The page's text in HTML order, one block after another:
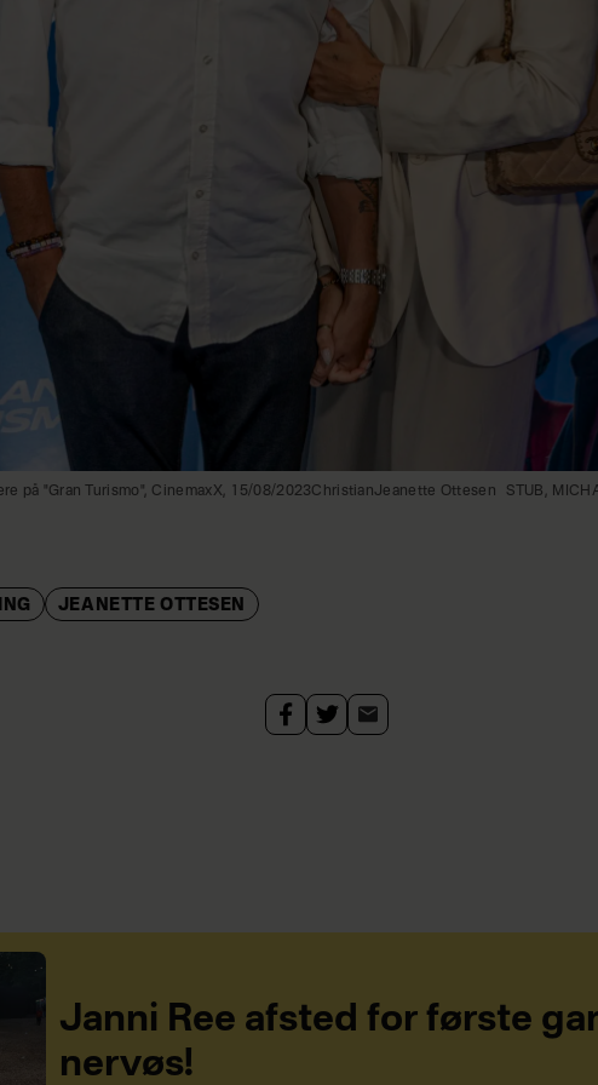
på "Gran Turismo", CinemaxX, 15/08/2023ChristianJeanette Ottesen STUB,
JEANETTE OTTESEN
Janni Ree afsted for første
nervøs!